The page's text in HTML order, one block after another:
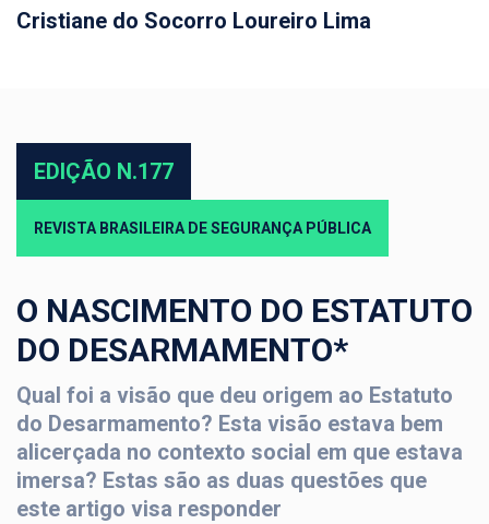
Cristiane do Socorro Loureiro Lima
EDIÇÃO N.177
REVISTA BRASILEIRA DE SEGURANÇA PÚBLICA
O NASCIMENTO DO ESTATUTO
DO DESARMAMENTO*
Qual foi a visão que deu origem ao Estatuto
do Desarmamento? Esta visão estava bem
alicerçada no contexto social em que estava
imersa? Estas são as duas questões que
este artigo visa responder